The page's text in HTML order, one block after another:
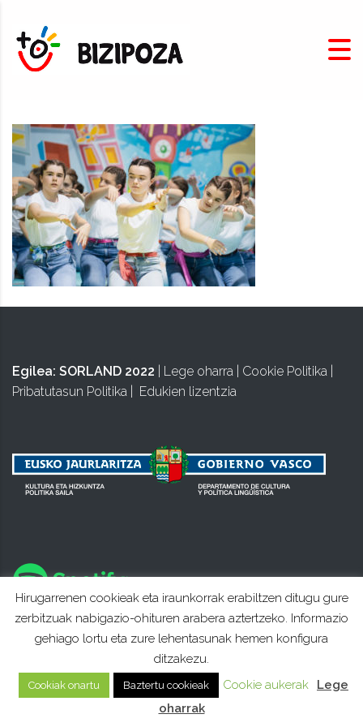
Egilea: SORLAND 2022 Lege oharra Cookie Politika
Pribatutasun Politika
Edukien lizentzia
Hirugarrenen cookieak eta iraunkorrak erabiltzen ditugu gure
zerbitzuak nabigazio-ohituren arabera aztertzeko. Informazio
gehiago lortu eta zure lehentasunak hemen konfigura
ditzakezu.
Cookiak onartu Baztertu cookieak Cookie aukerak
Lege
oharrak